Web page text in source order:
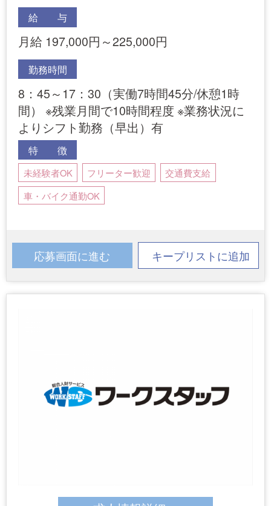
給 与
月給 197,000円～225,000円
勤務時間
8：45～17：30（実働7時間45分/休憩1時
間） ※残業月間で10時間程度 ※業務状況に
よりシフト勤務（早出）有
特 徴
未経験者OK フリーター歓迎
交通費支給
車・バイク通勤OK
応募画面に進む キープリストに追加